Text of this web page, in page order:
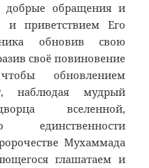
добрые обращения и
и приветствием Его
обновив cвою
своё повиновение
обновлением
наблюдая мудрый
вселенной,
единственности
Мухаммада
глашатаем и